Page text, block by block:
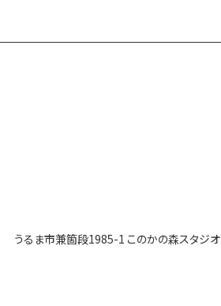
うるま市兼箇段1985-1 このかの森スタジオ